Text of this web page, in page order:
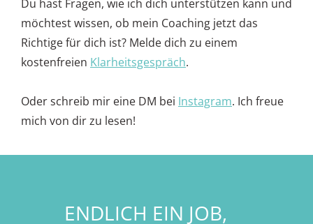
Du hast Fragen, wie ich dich unterstützen kann und
möchtest wissen, ob mein Coaching jetzt das
Richtige für dich ist? Melde dich zu einem
kostenfreien Klarheitsgespräch.
Oder schreib mir eine DM bei Instagram. Ich freue
mich von dir zu lesen!
ENDLICH EIN JOB,